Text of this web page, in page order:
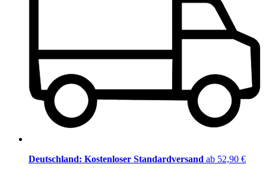
Deutschland: Kostenloser Standardversand ab 52,90 €